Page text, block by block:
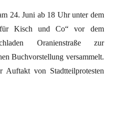
24. Juni ab 18 Uhr unter dem
Kisch und Co“ vor dem
Oranienstraße zur
Buchvorstellung versammelt.
Auftakt von Stadtteilprotesten
Widerstandsgeist“